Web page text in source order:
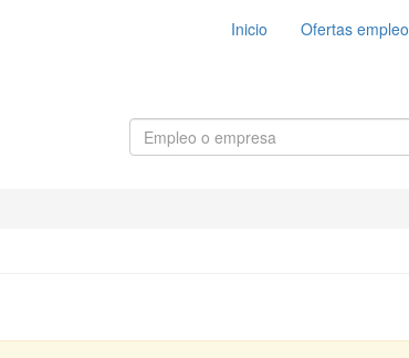
Inicio Ofertas empleo